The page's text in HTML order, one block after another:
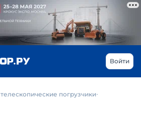
Войти
телескопические погрузчики